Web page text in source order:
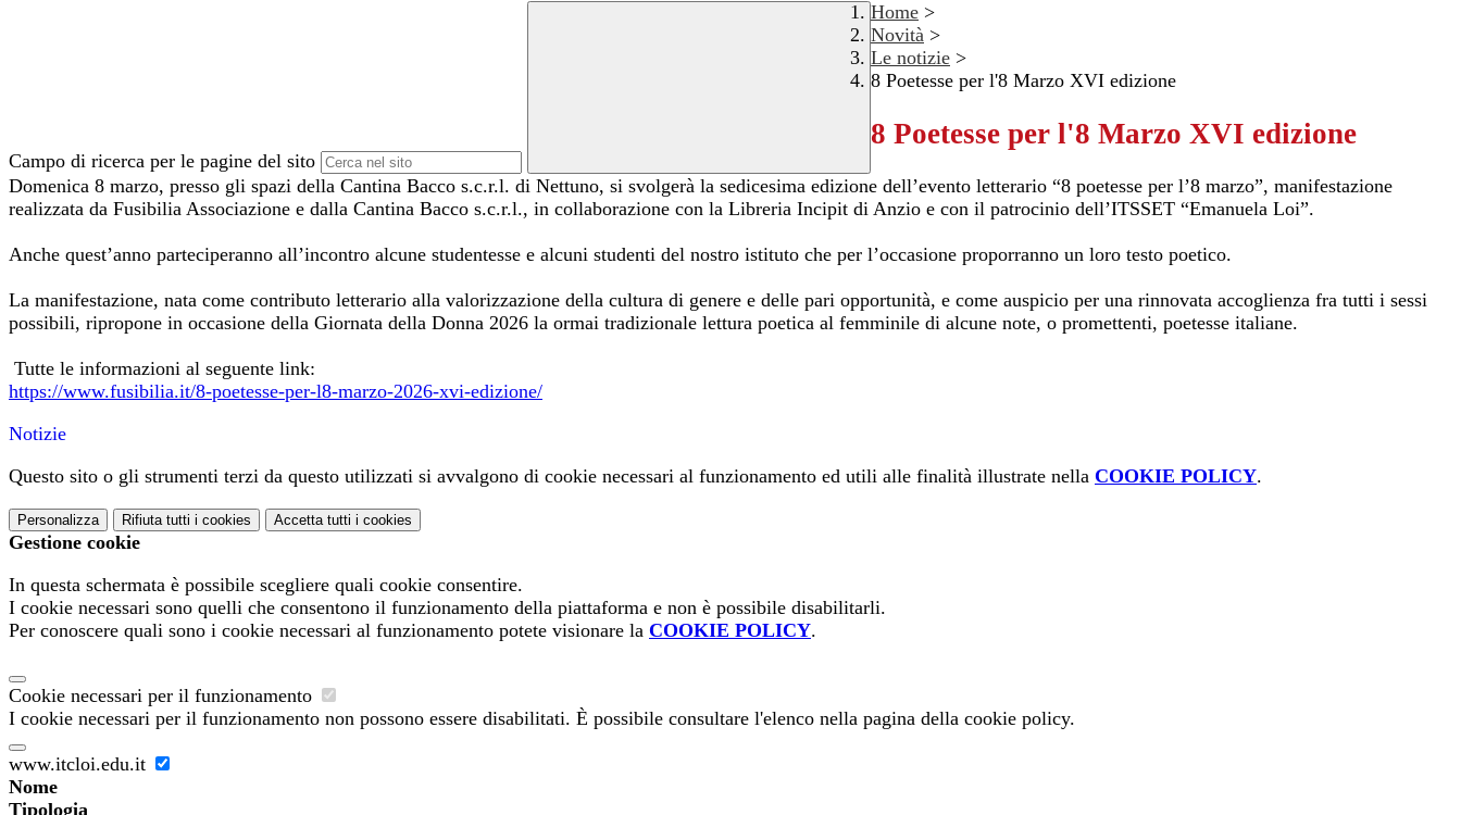
Campo di ricerca per le pagine del sito
Home >
Novità >
Le notizie >
8 Poetesse per l'8 Marzo XVI edizione
8 Poetesse per l'8 Marzo XVI edizione
Domenica 8 marzo, presso gli spazi della Cantina Bacco s.c.r.l. di Nettuno, si svolgerà la sedicesima edizione dell’evento letterario “8 poetesse per l’8 marzo”, manifestazione
realizzata da Fusibilia Associazione e dalla Cantina Bacco s.c.r.l., in collaborazione con la Libreria Incipit di Anzio e con il patrocinio dell’ITSSET “Emanuela Loi”.
Anche quest’anno parteciperanno all’incontro alcune studentesse e alcuni studenti del nostro istituto che per l’occasione proporranno un loro testo poetico.
La manifestazione, nata come contributo letterario alla valorizzazione della cultura di genere e delle pari opportunità, e come auspicio per una rinnovata accoglienza fra tutti i sessi
possibili, ripropone in occasione della Giornata della Donna 2026 la ormai tradizionale lettura poetica al femminile di alcune note, o promettenti, poetesse italiane.
Tutte le informazioni al seguente link:
https://www.fusibilia.it/8-poetesse-per-l8-marzo-2026-xvi-edizione/
Notizie
Questo sito o gli strumenti terzi da questo utilizzati si avvalgono di cookie necessari al funzionamento ed utili alle finalità illustrate nella COOKIE POLICY.
Personalizza Rifiuta tutti i cookies Accetta tutti i cookies
Gestione cookie
In questa schermata è possibile scegliere quali cookie consentire.
I cookie necessari sono quelli che consentono il funzionamento della piattaforma e non è possibile disabilitarli.
Per conoscere quali sono i cookie necessari al funzionamento potete visionare la COOKIE POLICY.
Cookie necessari per il funzionamento
I cookie necessari per il funzionamento non possono essere disabilitati. È possibile consultare l'elenco nella pagina della cookie policy.
www.itcloi.edu.it
Nome
Tipologia